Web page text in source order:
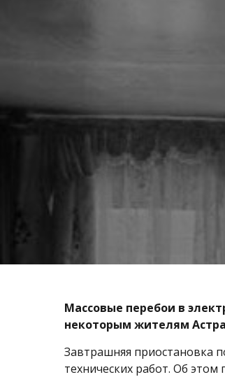
Массовые перебои в
некоторым жителям
Завтрашняя приостановка
технических работ. Об